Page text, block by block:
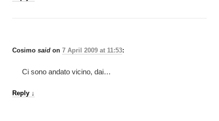
Cosimo said on 7 April 2009 at 11:53:
Ci sono andato vicino, dai…
Reply ↓